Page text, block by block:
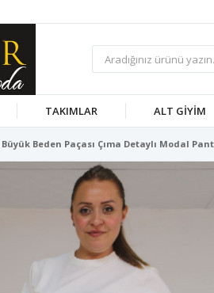
TAKIMLAR ALT GİYİM
Büyük Beden Paçası Çıma Detaylı Modal